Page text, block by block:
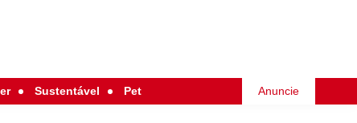
Sustentável Pet Anuncie